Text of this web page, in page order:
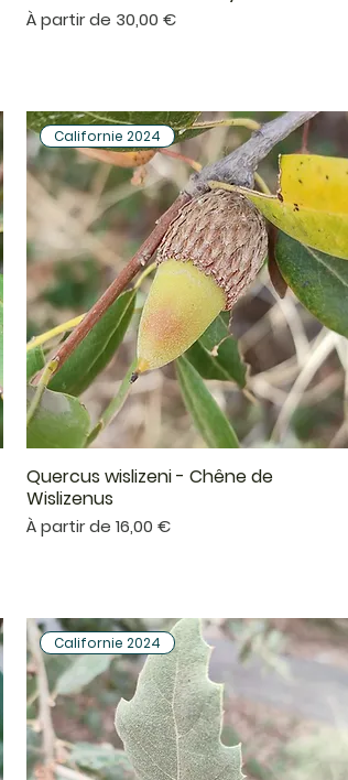
À partir de 30,00 €
Prix promotionnel
Aperçu rapide
Californie 2024
Quercus wislizeni - Chêne de
Wislizenus
À partir de 16,00 €
Prix promotionnel
Californie 2024